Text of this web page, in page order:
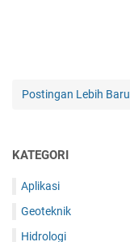
Postingan Lebih Baru
KATEGORI
Aplikasi
Geoteknik
Hidrologi